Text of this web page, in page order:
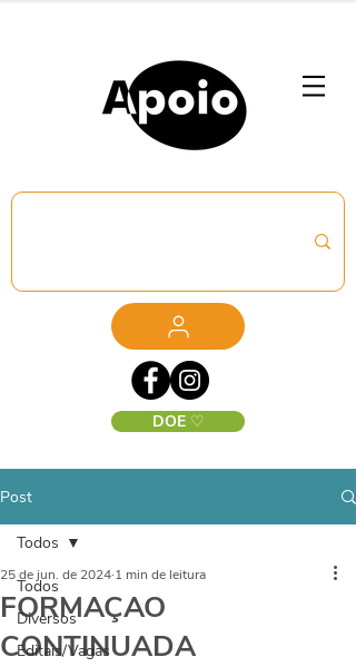
DOE ♡
Post
Todos
Diversos
Editais/Vagas
Todos
FORMAÇAO
CONTINUADA
25 de jun. de 2024 1 min de leitura